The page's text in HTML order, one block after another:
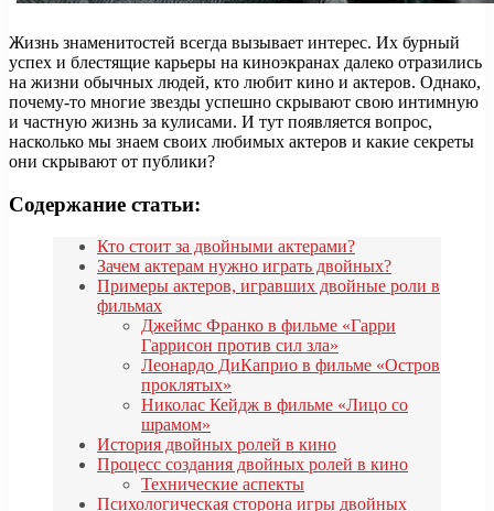
Жизнь знаменитостей всегда вызывает интерес. Их бурный
успех и блестящие карьеры на киноэкранах далеко отразились
на жизни обычных людей, кто любит кино и актеров. Однако,
почему-то многие звезды успешно скрывают свою интимную
и частную жизнь за кулисами. И тут появляется вопрос,
насколько мы знаем своих любимых актеров и какие секреты
они скрывают от публики?
Содержание статьи:
Кто стоит за двойными актерами?
Зачем актерам нужно играть двойных?
Примеры актеров, игравших двойные роли в
фильмах
Джеймс Франко в фильме «Гарри
Гаррисон против сил зла»
Леонардо ДиКаприо в фильме «Остров
проклятых»
Николас Кейдж в фильме «Лицо со
шрамом»
История двойных ролей в кино
Процесс создания двойных ролей в кино
Технические аспекты
Психологическая сторона игры двойных